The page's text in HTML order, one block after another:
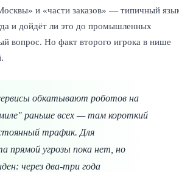
и «части заказов» — типичный
и дойдёт ли это до промышленных
вопрос. Но факт второго игрока в нише
обкатывают роботов на
раньше всех — там короткий
трафик. Для
прямой угрозы пока нет, но
через два-три года